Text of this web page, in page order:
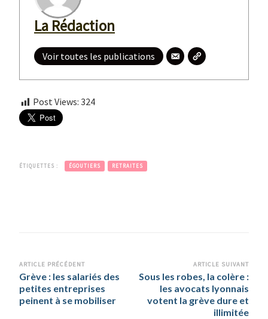
La Rédaction
Voir toutes les publications
Post Views: 324
ÉTIQUETTES : ÉGOUTIERS RETRAITES
Navigation
d’article
ARTICLE PRÉCÉDENT
Grève : les salariés des
petites entreprises
peinent à se mobiliser
ARTICLE SUIVANT
Sous les robes, la colère :
les avocats lyonnais
votent la grève dure et
illimitée